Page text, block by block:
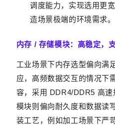
调度能力，实现选用更
造场景极端的环境需求。
内存 / 存储模块：高稳定，
工业场景下内存选型偏向满
应，高频数据交互的情况下
容，采用 DDR4/DDR5 高
模块则偏向耐久度和数据读
装工艺，例如加工场景下严